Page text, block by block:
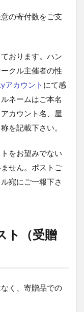
の寄付数をご支
おります。ハン
クル主催者の性
アカウント にて感
ネームはご本名
カウント名、屋
を記載下さい。
をお望みでない
せん。ポストご
宛にご一報下さ
ト（受贈
く、寄贈品での